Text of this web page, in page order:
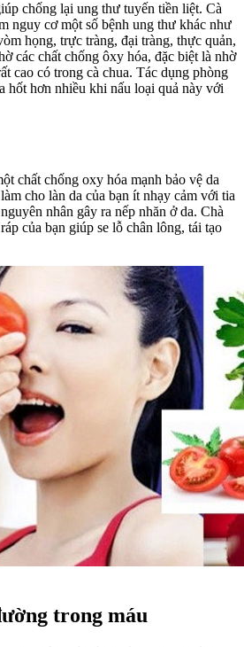
chống lại ung thư tuyến tiền liệt. Cà
nguy cơ một số bệnh ung thư khác như
họng, trực tràng, đại tràng, thực quản,
các chất chống ôxy hóa, đặc biệt là nhờ
cao có trong cà chua. Tác dụng phòng
hốt hơn nhiều khi nấu loại quả này với
chất chống oxy hóa mạnh bảo vệ da
cho làn da của bạn ít nhạy cảm với tia
nhân gây ra nếp nhăn ở da. Chà
của bạn giúp se lỗ chân lông, tái tạo
trong máu